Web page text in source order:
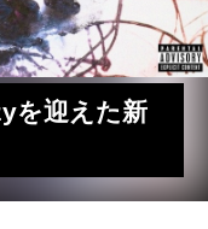
を迎えた新